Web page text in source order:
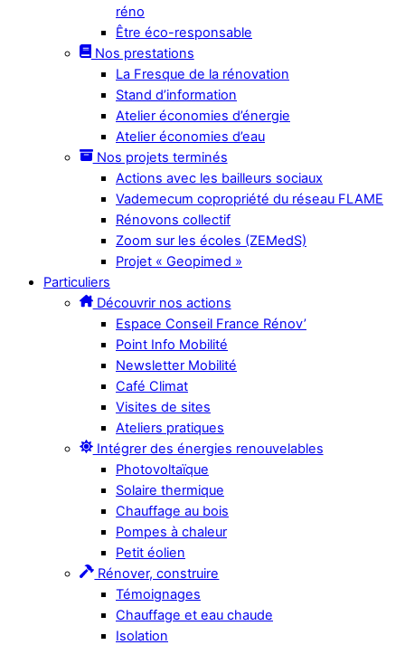
réno
Être éco-responsable
Nos prestations
La Fresque de la rénovation
Stand d’information
Atelier économies d’énergie
Atelier économies d’eau
Nos projets terminés
Actions avec les bailleurs sociaux
Vademecum copropriété du réseau FLAME
Rénovons collectif
Zoom sur les écoles (ZEMedS)
Projet « Geopimed »
Particuliers
Découvrir nos actions
Espace Conseil France Rénov’
Point Info Mobilité
Newsletter Mobilité
Café Climat
Visites de sites
Ateliers pratiques
Intégrer des énergies renouvelables
Photovoltaïque
Solaire thermique
Chauffage au bois
Pompes à chaleur
Petit éolien
Rénover, construire
Témoignages
Chauffage et eau chaude
Isolation